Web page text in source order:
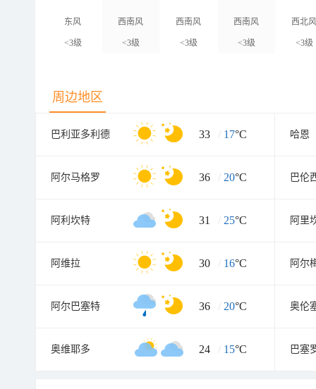
东风
<3级
西南风
<3级
西南风
<3级
西南风
<3级
西北
<3级
周边地区
巴利亚多利德 33 / 17°C 哈恩
阿尔马格罗 36 / 20°C 巴伦
阿利坎特 31 / 25°C 阿里
阿维拉 30 / 16°C 阿尔
阿尔巴塞特 36 / 20°C 奥伦
奥维耶多 24 / 15°C 巴塞